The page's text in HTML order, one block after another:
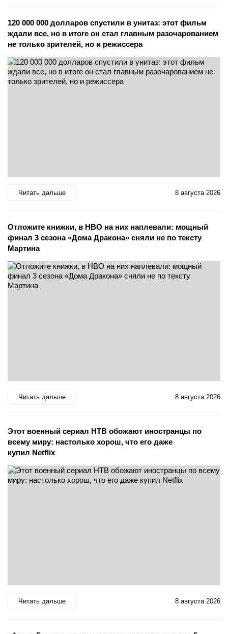
120 000 000 долларов спустили в унитаз: этот фильм
ждали все, но в итоге он стал главным разочарованием
не только зрителей, но и режиссера
Читать дальше 8 августа 2026
Отложите книжки, в HBO на них наплевали: мощный
финал 3 сезона «Дома Дракона» сняли не по тексту
Мартина
Читать дальше 8 августа 2026
Этот военный сериал НТВ обожают иностранцы по
всему миру: настолько хорош, что его даже
купил Netflix
Читать дальше 8 августа 2026